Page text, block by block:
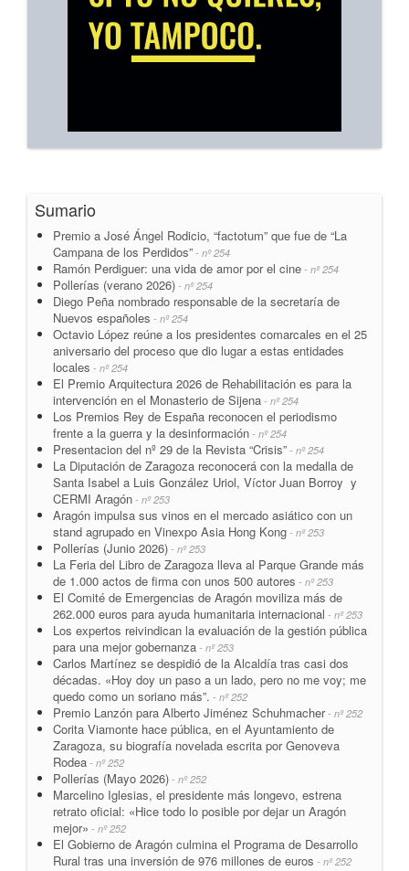
Sumario
Premio a José Ángel Rodicio, “factotum” que fue de “La
Campana de los Perdidos” - nº 254
Ramón Perdiguer: una vida de amor por el cine - nº 254
Pollerías (verano 2026) - nº 254
Diego Peña nombrado responsable de la secretaría de
Nuevos españoles - nº 254
Octavio López reúne a los presidentes comarcales en el 25
aniversario del proceso que dio lugar a estas entidades
locales - nº 254
El Premio Arquitectura 2026 de Rehabilitación es para la
intervención en el Monasterio de Sijena - nº 254
Los Premios Rey de España reconocen el periodismo
frente a la guerra y la desinformación - nº 254
Presentacion del nº 29 de la Revista “Crisis” - nº 254
La Diputación de Zaragoza reconocerá con la medalla de
Santa Isabel a Luis González Uriol, Víctor Juan Borroy y
CERMI Aragón - nº 253
Aragón impulsa sus vinos en el mercado asiático con un
stand agrupado en Vinexpo Asia Hong Kong - nº 253
Pollerías (Junio 2026) - nº 253
La Feria del Libro de Zaragoza lleva al Parque Grande más
de 1.000 actos de firma con unos 500 autores - nº 253
El Comité de Emergencias de Aragón moviliza más de
262.000 euros para ayuda humanitaria internacional - nº 253
Los expertos reivindican la evaluación de la gestión pública
para una mejor gobernanza - nº 253
Carlos Martínez se despidió de la Alcaldía tras casi dos
décadas. «Hoy doy un paso a un lado, pero no me voy; me
quedo como un soriano más”. - nº 252
Premio Lanzón para Alberto Jiménez Schuhmacher- nº 252
Corita Viamonte hace pública, en el Ayuntamiento de
Zaragoza, su biografía novelada escrita por Genoveva
Rodea - nº 252
Pollerías (Mayo 2026) - nº 252
Marcelino Iglesias, el presidente más longevo, estrena
retrato oficial: «Hice todo lo posible por dejar un Aragón
mejor» - nº 252
El Gobierno de Aragón culmina el Programa de Desarrollo
Rural tras una inversión de 976 millones de euros - nº 252